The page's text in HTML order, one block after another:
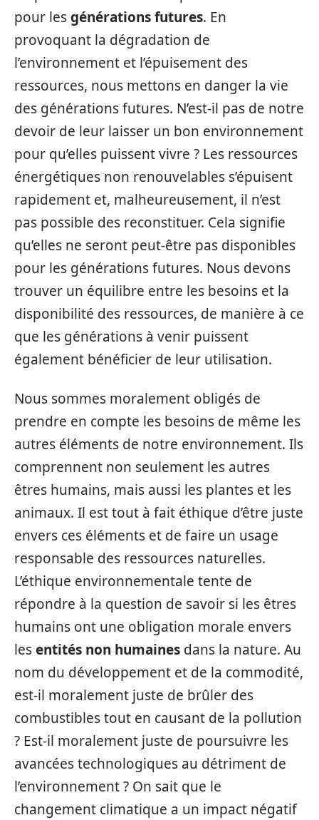
pour lesgénérations futures. En
provoquant la dégradation de
l’environnement et l’épuisement des
ressources, nous mettons en danger la vie
des générations futures. N’est-il pas de notre
devoir de leur laisser un bon environnement
pour qu’elles puissent vivre ? Les ressources
énergétiques non renouvelables s’épuisent
rapidement et, malheureusement, il n’est
pas possible des reconstituer. Cela signifie
qu’elles ne seront peut-être pas disponibles
pour les générations futures. Nous devons
trouver un équilibre entre les besoins et la
disponibilité des ressources, de manière à ce
que les générations à venir puissent
également bénéficier de leur utilisation.
Nous sommes moralement obligés de
prendre en compte les besoins de même les
autres éléments de notre environnement. Ils
comprennent non seulement les autres
êtres humains, mais aussi les plantes et les
animaux. Il est tout à fait éthique d’être juste
envers ces éléments et de faire un usage
responsable des ressources naturelles.
L’éthique environnementale tente de
répondre à la question de savoir si les êtres
humains ont une obligation morale envers
lesentités non humaines dans la nature. Au
nom du développement et de la commodité,
est-il moralement juste de brûler des
combustibles tout en causant de la pollution
? Est-il moralement juste de poursuivre les
avancées technologiques au détriment de
l’environnement ? On sait que le
changement climatique a un impact négatif